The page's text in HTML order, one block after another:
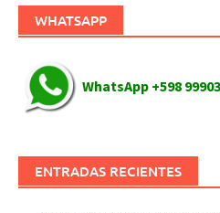
WHATSAPP
WhatsApp +598
ENTRADAS RECIENTES